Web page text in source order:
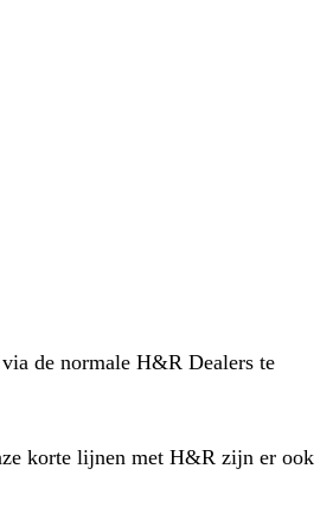
de normale H&R Dealers te
korte lijnen met H&R zijn er ook